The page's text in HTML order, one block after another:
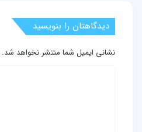
دیدگاهتان را بنویسید
نشانی ایمیل شما منتشر نخواهد شد.